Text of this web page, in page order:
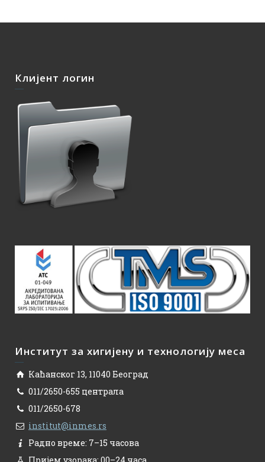
Клијент логин
Институт за хигијену и технологију меса
Каћанског 13, 11040 Београд
011/2650-655 централа
011/2650-678
institut@inmes.rs
Радно време: 7–15 часова